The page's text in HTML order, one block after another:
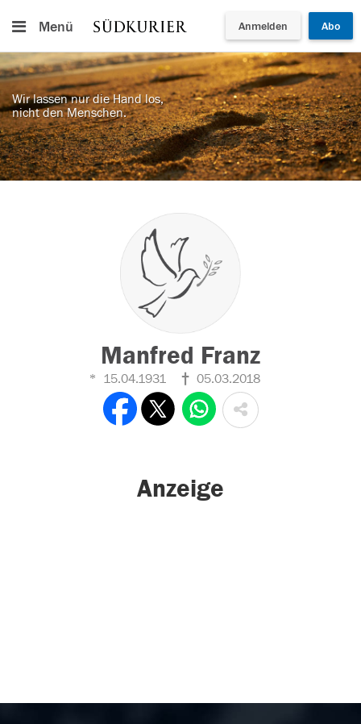
Menü Anmelden Abo
Wir lassen nur die Hand los,
nicht den Menschen.
Manfred Franz
15.04.1931 05.03.2018
Anzeige